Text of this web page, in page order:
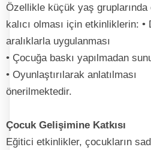
Özellikle küçük yaş gruplarında
kalıcı olması için etkinliklerin: •
aralıklarla uygulanması
• Çocuğa baskı yapılmadan
• Oyunlaştırılarak anlatılması
önerilmektedir.
Çocuk Gelişimine Katkısı
Eğitici etkinlikler, çocukların